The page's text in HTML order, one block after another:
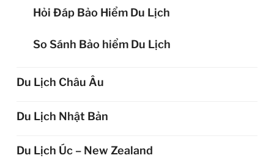
Hỏi Đáp Bảo Hiểm Du Lịch
So Sánh Bảo hiểm Du Lịch
Du Lịch Châu Âu
Du Lịch Nhật Bản
Du Lịch Úc – New Zealand